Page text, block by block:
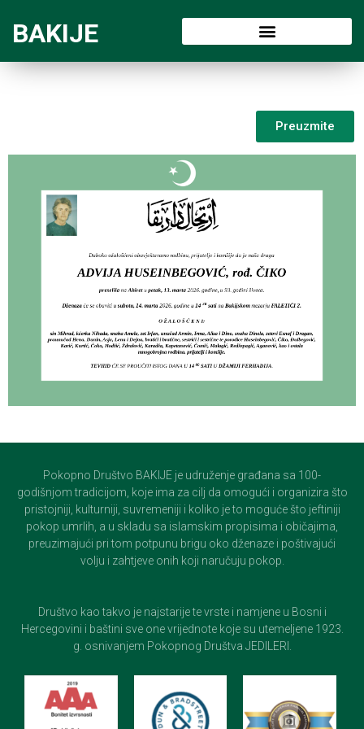
BAKIJE
Preuzmite
Pokopno Društvo BAKIJE je udruženje građana sa 100-
godišnjom tradicijom, koje ima za cilj da omogući i organizira što
pristojniji, kulturniji, suvremeniji i koliko je to moguće što jeftiniji
pokop umrlih, a u skladu sa islamskim propisima i običajima,
preuzimajući pri tom potpunu brigu oko dženaze i poštivajući
volju i zahtjeve onih koji naručuju pokop.
Društvo kao takvo je najstarije te vrste i namjene u Bosni i
Hercegovini i baštini sve one vrijednote koje su utemeljene 1923.
g. osnivanjem Pokopnog Društva JEDILERI.